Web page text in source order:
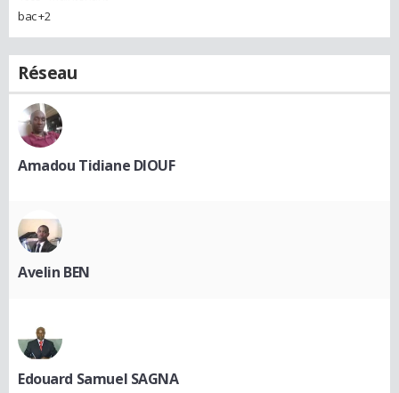
bac +2
Réseau
Amadou Tidiane DIOUF
Avelin BEN
Edouard Samuel SAGNA